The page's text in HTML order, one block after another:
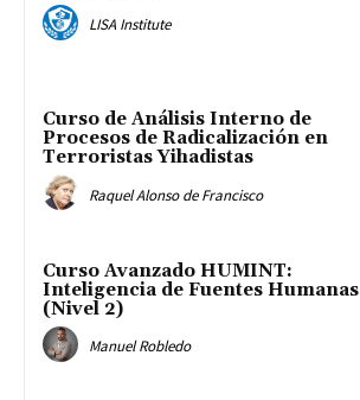
LISA Institute
Curso de Análisis Interno de
Procesos de Radicalización en
Terroristas Yihadistas
Raquel Alonso de Francisco
Curso Avanzado HUMINT:
Inteligencia de Fuentes Humanas
(Nivel 2)
Manuel Robledo